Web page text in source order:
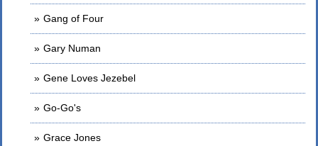
Gang of Four
Gary Numan
Gene Loves Jezebel
Go-Go's
Grace Jones